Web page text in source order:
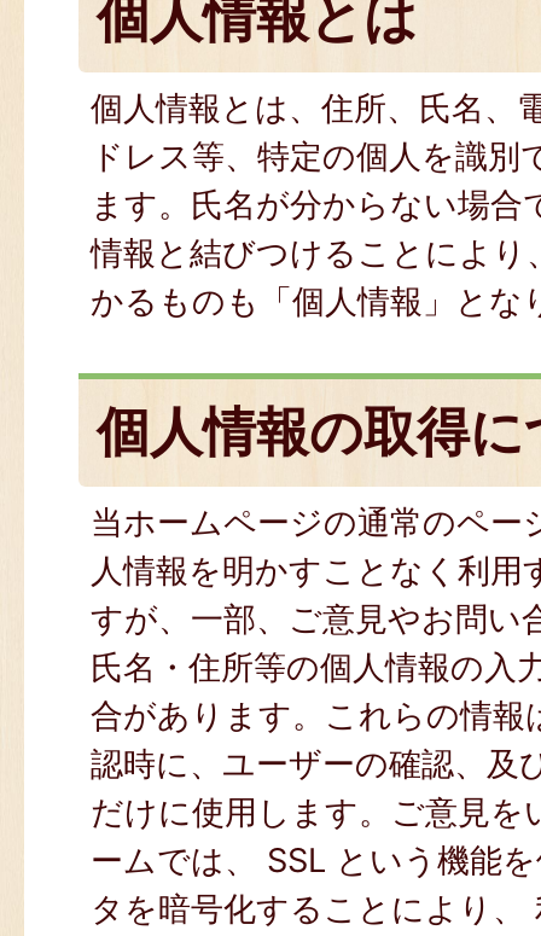
個人情報とは
個人情報とは、住所、氏名、
ドレス等、特定の個人を識別
ます。氏名が分からない場合
情報と結びつけることにより
かるものも「個人情報」とな
個人情報の取得
当ホームページの通常のペー
人情報を明かすことなく利用
すが、一部、ご意見やお問い
氏名・住所等の個人情報の入
合があります。これらの情報
認時に、ユーザーの確認、及
だけに使用します。ご意見を
ームでは、 SSL という機能
タを暗号化することにより、